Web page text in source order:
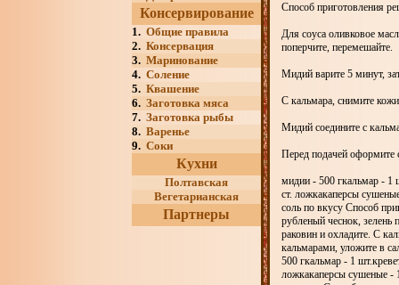
Консервирование
1. Общие правила
2. Консервация
3. Маринование
4. Соление
5. Квашение
6. Заготовка мяса
7. Заготовка рыбы
8. Варенье
9. Соки
Кухни
Полтавская
Вегетарианская
Партнеры
Способ приготовления
Для соуса оливковое
поперчите, перемешайте.
Мидий варите 5 минут,
С кальмара, снимите
Мидий соедините с
Перед подачей оформите
мидии - 500 гкальмар - 1
ст. ложкакаперсы
соль по вкусу Способ
рубленый чеснок, зелень
раковин и охладите. С
кальмарами, уложите в
500 гкальмар - 1
ложкакаперсы сушеные -